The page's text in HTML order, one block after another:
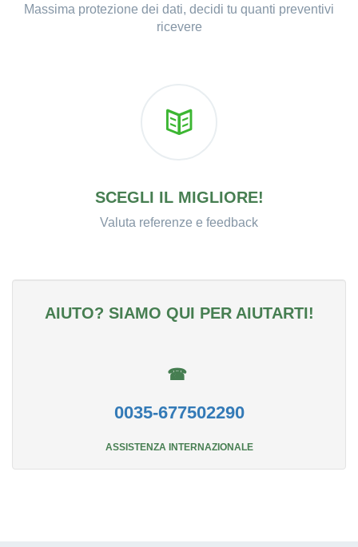
Massima protezione dei dati, decidi tu quanti preventivi
ricevere
SCEGLI IL MIGLIORE!
Valuta referenze e feedback
AIUTO? SIAMO QUI PER AIUTARTI!
☎
0035-677502290
ASSISTENZA INTERNAZIONALE